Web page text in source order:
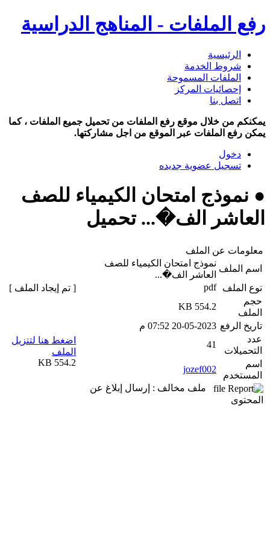
رفع الملفات - المناهج الدراسية
الرئيسية
شروط الخدمة
الملفات المسموحة
إحصائيات المركز
اتصل بنا
يمكنكم من خلال موقع رفع الملفات من تحميل جميع الملفات ، كما
يمكن رفع الملفات عبر الموقع من اجل مشاركتها.
دخول
تسجيل عضوية جديده
● نموذج امتحان الكيمياء للصف
العاشر الف�... تحميل
معلومات عن الملف
اسم الملف
نموذج امتحان الكيمياء للصف
العاشر الف�...
نوع الملف
pdf
حجم
الملف
554.2 KB
تاريخ الرفع 20-05-2023 07:52 م
عدد
التحميلات
41
اسم
المستخدم
jozef002
ملف مخالف : إرسال إبلاغ عن
المحتوى
[ تم إيجاد الملف ]
اضغط هنا لتنزيل
الملف
554.2 KB